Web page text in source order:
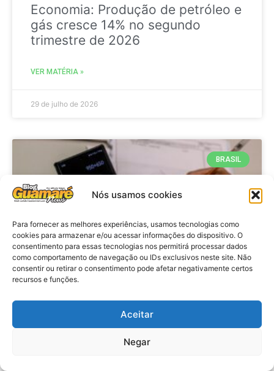
Nós usamos cookies
Para fornecer as melhores experiências, usamos tecnologias como
cookies para armazenar e/ou acessar informações do dispositivo. O
consentimento para essas tecnologias nos permitirá processar dados
como comportamento de navegação ou IDs exclusivos neste site. Não
consentir ou retirar o consentimento pode afetar negativamente certos
recursos e funções.
Aceitar
Negar
Economia: Produção de petróleo e
gás cresce 14% no segundo
trimestre de 2026
VER MATÉRIA »
29 de julho de 2026
BRASIL
Economia: Prazo de adesão ao
Programa Desenrola 2.0 é
prorrogado